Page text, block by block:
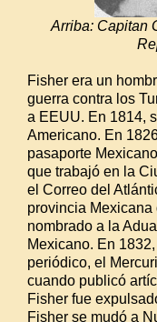
Arriba: Capitan
Fisher era un
guerra contra los
a EEUU. En 1814,
Americano. En
pasaporte
que trabajó en la
el Correo del
provincia Mexicana
nombrado a la
Mexicano. En
periódico, el
cuando publicó
Fisher fue
Fisher se mudó a